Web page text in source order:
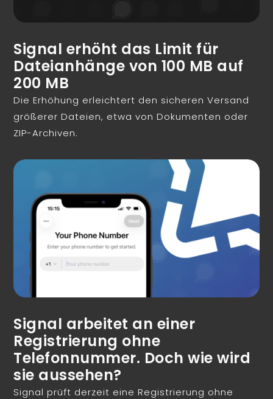
Signal erhöht das Limit für
Dateianhänge von 100 MB auf
200 MB
Die Erhöhung erleichtert den sicheren Versand
größerer Dateien, etwa von Dokumenten oder
ZIP-Archiven.
Signal arbeitet an einer
Registrierung ohne
Telefonnummer. Doch wie wird
sie aussehen?
Signal prüft derzeit eine Registrierung ohne